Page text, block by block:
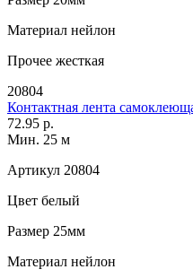
Материал нейлон
Прочее жесткая
20804
Контактная лента
72.95 р.
Мин. 25 м
Артикул 20804
Цвет белый
Размер 25мм
Материал нейлон